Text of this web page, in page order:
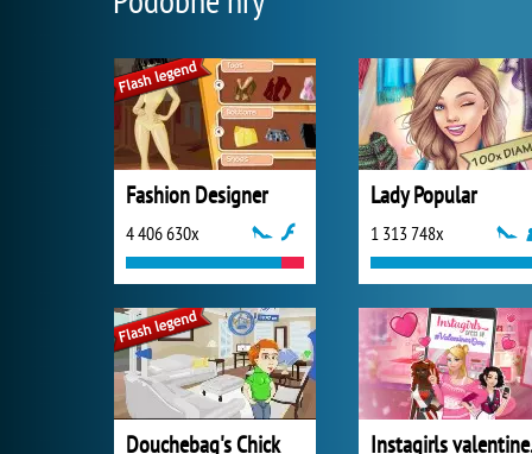
Fashion Designer
4 406 630x
Lady Popular
1 313 748x
Douchebag's Chick